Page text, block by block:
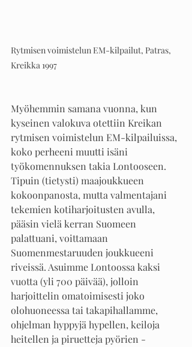
Rytmisen voimistelun EM-kilpailut, Patras,
Kreikka 1997
Myöhemmin samana vuonna, kun
kyseinen valokuva otettiin Kreikan
rytmisen voimistelun EM-kilpailuissa,
koko perheeni muutti isäni
työkomennuksen takia Lontooseen.
Tipuin (tietysti) maajoukkueen
kokoonpanosta, mutta valmentajani
tekemien kotiharjoitusten avulla,
pääsin vielä kerran Suomeen
palattuani, voittamaan
Suomenmestaruuden joukkueeni
riveissä. Asuimme Lontoossa kaksi
vuotta (yli 700 päivää), jolloin
harjoittelin omatoimisesti joko
olohuoneessa tai takapihallamme,
ohjelman hyppyjä hypellen, keiloja
heitellen ja piruetteja pyörien -